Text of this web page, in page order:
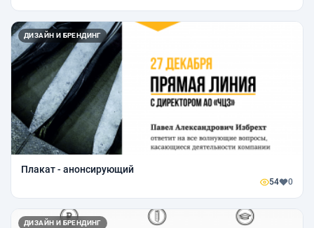
ДИЗАЙН И БРЕНДИНГ
Плакат - анонсирующий
54 0
ДИЗАЙН И БРЕНДИНГ